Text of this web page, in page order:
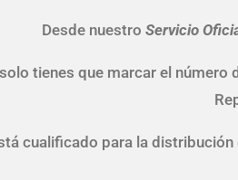
Desde nuestro Servicio
tienes que marcar el
cualificado para la distribución